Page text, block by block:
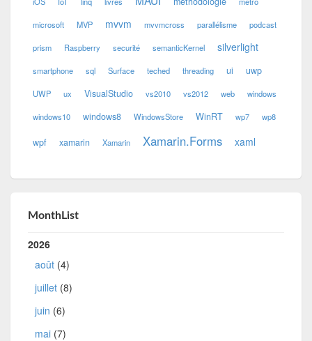
microsoft MVP mvvm mvvmcross parallélisme podcast
prism Raspberry securité semanticKernel silverlight
smartphone sql Surface teched threading ui uwp
UWP ux VisualStudio vs2010 vs2012 web windows
windows10 windows8 WindowsStore WinRT wp7 wp8
wpf xamarin Xamarin Xamarin.Forms xaml
MonthList
2026
août (4)
juillet (8)
juin (6)
mai (7)